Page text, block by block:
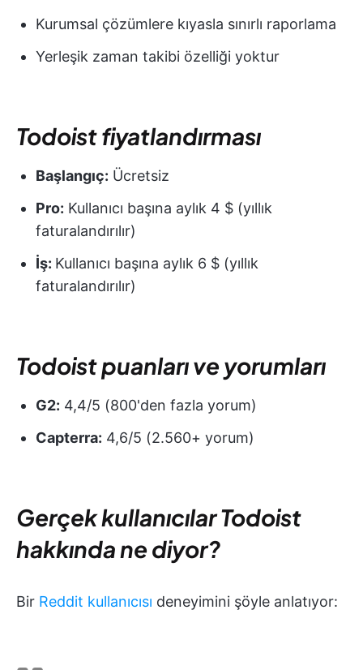
Kurumsal çözümlere kıyasla sınırlı raporlama
Yerleşik zaman takibi özelliği yoktur
Todoist fiyatlandırması
Başlangıç: Ücretsiz
Pro: Kullanıcı başına aylık 4 $ (yıllık
faturalandırılır)
İş: Kullanıcı başına aylık 6 $ (yıllık
faturalandırılır)
Todoist puanları ve yorumları
G2: 4,4/5 (800'den fazla yorum)
Capterra: 4,6/5 (2.560+ yorum)
Gerçek kullanıcılar Todoist
hakkında ne diyor?
Bir Reddit kullanıcısı deneyimini şöyle anlatıyor: